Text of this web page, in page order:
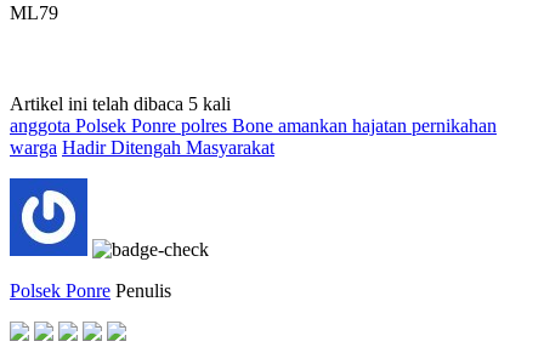
‎ML79
Artikel ini telah dibaca 5 kali
anggota Polsek Ponre polres Bone amankan hajatan pernikahan
warga Hadir Ditengah Masyarakat
Polsek Ponre Penulis